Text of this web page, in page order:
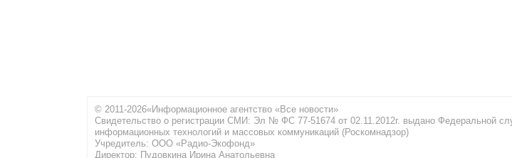
© 2011-2026«Информационное агентство «Все новости»
Свидетельство о регистрации СМИ: Эл № ФС 77-51674 от 02.11.2012г. выдано Федеральной
информационных технологий и массовых коммуникаций (Роскомнадзор)
Учредитель: ООО «Радио-Экофонд»
Директор: Пудовкина Ирина Анатольевна